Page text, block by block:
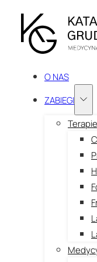
O NAS
ZABIEGI